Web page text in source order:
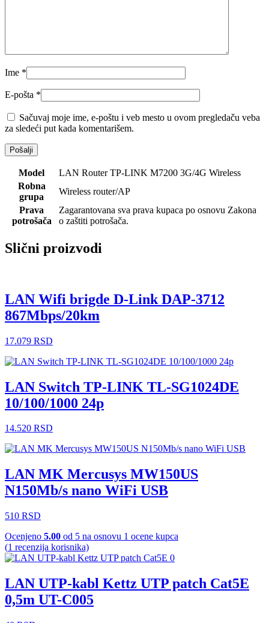
Ime *
E-pošta *
Sačuvaj moje ime, e-poštu i veb mesto u ovom pregledaču veba
za sledeći put kada komentarišem.
Model
LAN Router TP-LINK M7200 3G/4G Wireless
Robna
grupa
Wireless router/AP
Prava
potrošača
Zagarantovana sva prava kupaca po osnovu Zakona
o zaštiti potrošača.
Slični proizvodi
LAN Wifi brigde D-Link DAP-3712
867Mbps/20km
17.079 RSD
LAN Switch TP-LINK TL-SG1024DE
10/100/1000 24p
14.520 RSD
LAN MK Mercusys MW150US
N150Mb/s nano WiFi USB
510 RSD
Ocenjeno 5.00 od 5 na osnovu 1 ocene kupca
(1 recenzija korisnika)
LAN UTP-kabl Kettz UTP patch Cat5E
0,5m UT-C005